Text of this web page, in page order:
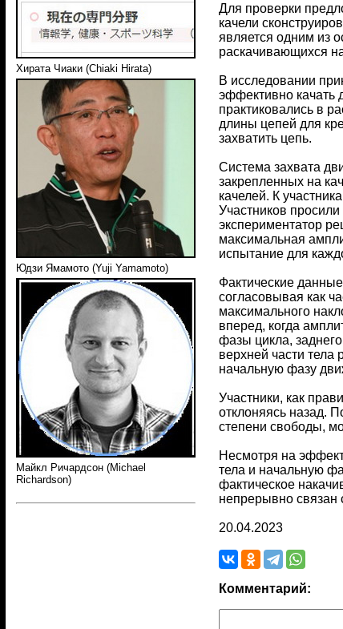
Хирата Чиаки (Chiaki Hirata)
Юдзи Ямамото (Yuji Yamamoto)
Майкл Ричардсон (Michael
Richardson)
Для проверки
качели
является одним из
раскачивающихся
В исследовании
эффективно качать
практиковались в
длины цепей для
захватить цепь.
Система захвата
закрепленных на
качелей. К
Участников
экспериментатор
максимальная
испытание для
Фактические
согласовывая как
максимального
вперед, когда
фазы цикла,
верхней части тела
начальную фазу
Участники, как
отклоняясь назад.
степени свободы,
Несмотря на
тела и начальную
фактическое
непрерывно
20.04.2023
Комментарий: